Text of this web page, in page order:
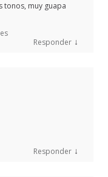
tonos, muy guapa
Responder ↓
Responder ↓